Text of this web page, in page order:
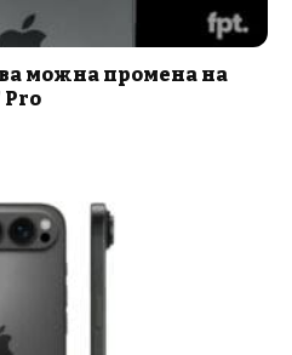
можна промена на
Pro